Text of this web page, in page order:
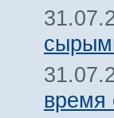
время